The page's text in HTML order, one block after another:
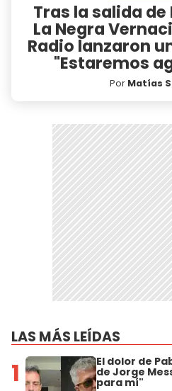
Tras la salida
La Negra
Radio lanzaron
"Estaremos
Por Matías
LAS MÁS LEÍDAS
1 El dolor de
de Jorge
para mí"